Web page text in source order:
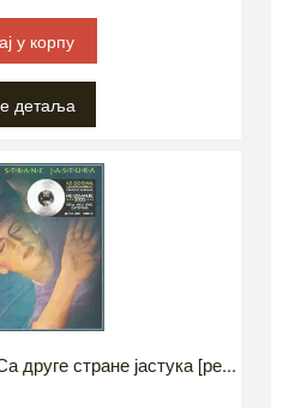
у корпу
детаља
друге стране јастука [ре...